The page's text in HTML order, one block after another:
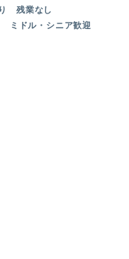
残業なし
ミドル・シニア歓迎